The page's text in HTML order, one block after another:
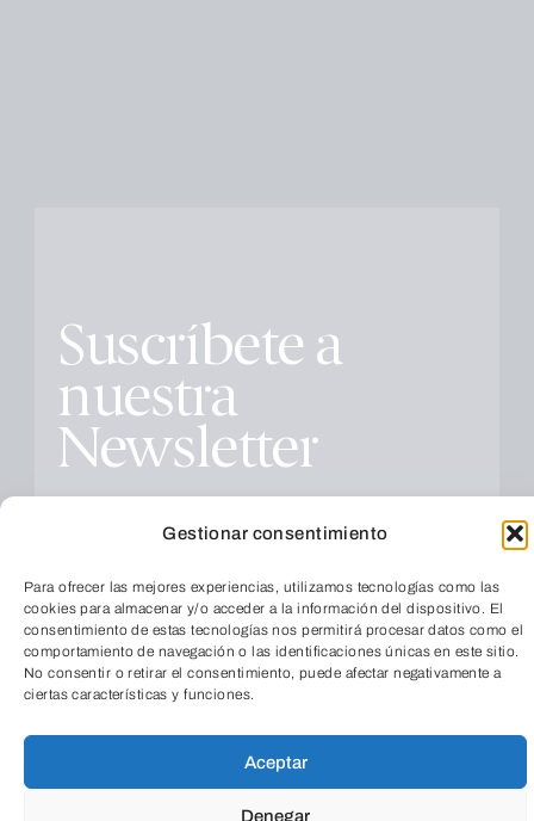
Gestionar consentimiento
Para ofrecer las mejores experiencias, utilizamos tecnologías como las
cookies para almacenar y/o acceder a la información del dispositivo. El
consentimiento de estas tecnologías nos permitirá procesar datos como el
comportamiento de navegación o las identificaciones únicas en este sitio.
No consentir o retirar el consentimiento, puede afectar negativamente a
ciertas características y funciones.
Aceptar
Denegar
TeleEntradas
Suscríbete a
nuestra
Newsletter
Todas
Educación
Salud Medio ambiente